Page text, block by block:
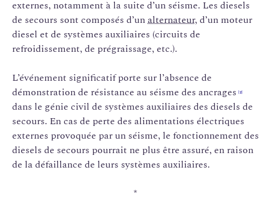
externes, notamment à la suite d’un séisme. Les diesels
de secours sont composés d’unalternateur, d’un moteur
diesel et de systèmes auxiliaires (circuits de
refroidissement, de prégraissage, etc.).
L’événement significatif porte sur l’absence de
démonstration de résistance au séisme des ancrages [2]
dans le génie civil de systèmes auxiliaires des diesels de
secours. En cas de perte des alimentations électriques
externes provoquée par un séisme, le fonctionnement des
diesels de secours pourrait ne plus être assuré, en raison
de la défaillance de leurs systèmes auxiliaires.
*